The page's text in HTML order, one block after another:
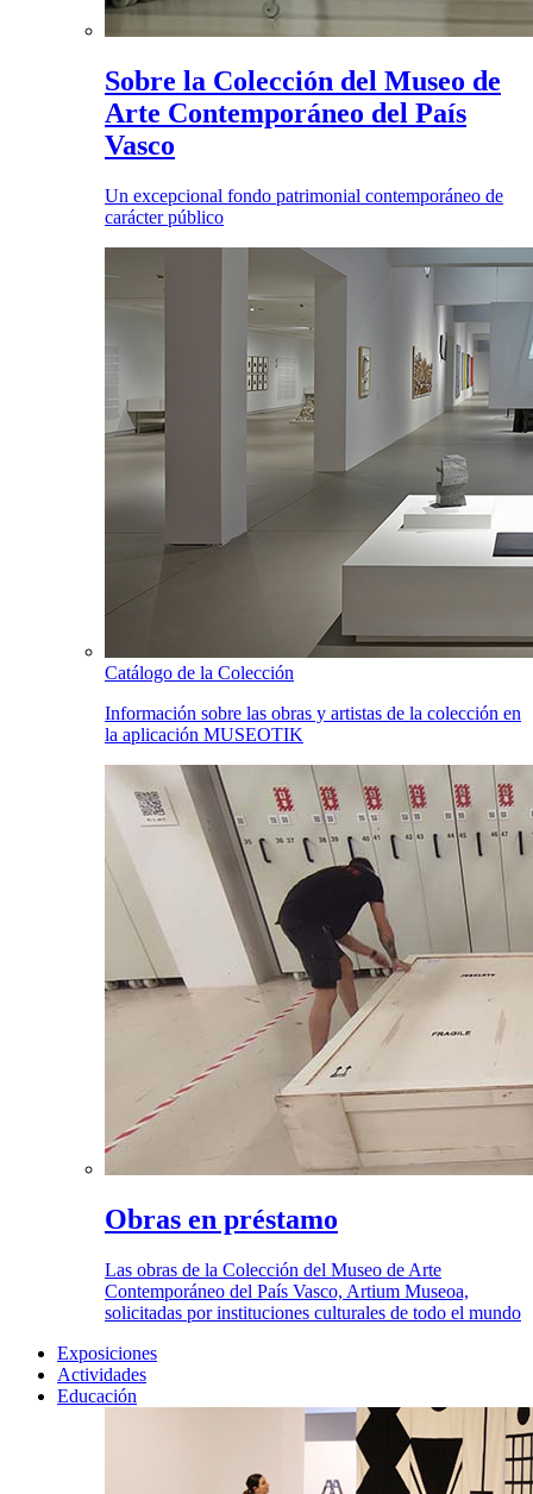
Sobre la Colección del Museo de
Arte Contemporáneo del País
Vasco
Un excepcional fondo patrimonial contemporáneo de
carácter público
Catálogo de la Colección
Información sobre las obras y artistas de la colección en
la aplicación MUSEOTIK
Obras en préstamo
Las obras de la Colección del Museo de Arte
Contemporáneo del País Vasco, Artium Museoa,
solicitadas por instituciones culturales de todo el mundo
Exposiciones
Actividades
Educación